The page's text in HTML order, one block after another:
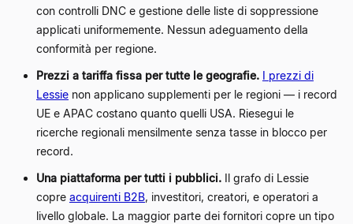
con controlli DNC e gestione delle liste di soppressione
applicati uniformemente. Nessun adeguamento della
conformità per regione.
Prezzi a tariffa fissa per tutte le geografie. I prezzi di
Lessie non applicano supplementi per le regioni — i record
UE e APAC costano quanto quelli USA. Riesegui le
ricerche regionali mensilmente senza tasse in blocco per
record.
Una piattaforma per tutti i pubblici. Il grafo di Lessie
copre acquirenti B2B, investitori, creatori, e operatori a
livello globale. La maggior parte dei fornitori copre un tipo